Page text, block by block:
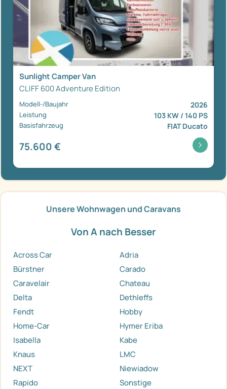
Sunlight Camper Van
CLIFF 600 Adventure Edition
Modell-/Baujahr 2026
Leistung 103 KW / 140 PS
Basisfahrzeug FIAT Ducato
75.600 €
Unsere Wohnwagen und Caravans
Von A nach Besser
Across Car
Adria
Bürstner
Carado
Caravelair
Chateau
Delta
Dethleffs
Fendt
Hobby
Home-Car
Hymer Eriba
Isabella
Kabe
Knaus
LMC
NEXT
Niewiadow
Rapido
Sonstige